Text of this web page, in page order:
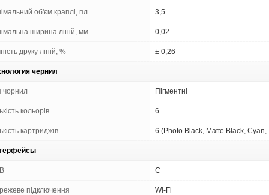
об'єм краплі, пл 3,5
ширина ліній, мм 0,02
друку ліній, % ± 0,26
чернил
чорнил Пігментні
кольорів 6
картриджів 6 (Photo Black, Matte Black,
Є
підключення Wi-Fi